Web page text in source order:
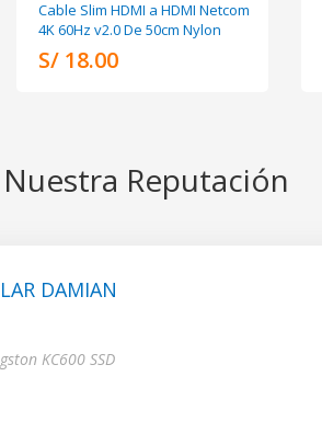
Cable Slim HDMI a HDMI Netcom
4K 60Hz v2.0 De 50cm Nylon
S/ 18.00
Nuestra Reputación
DAMIAN
KC600 SSD